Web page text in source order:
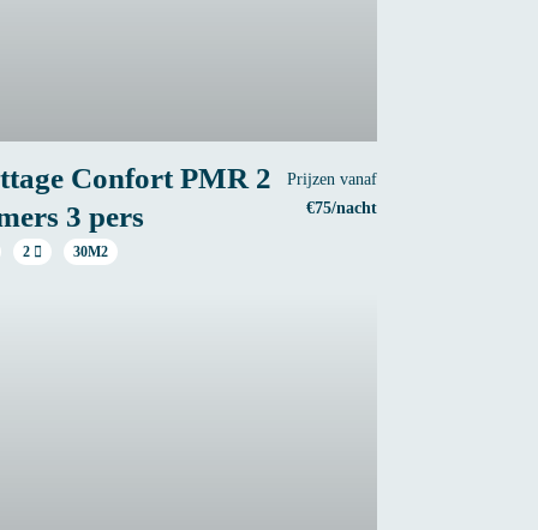
Confort PMR 2
3 pers
Prijzen vanaf
€75/nacht
2 30M2